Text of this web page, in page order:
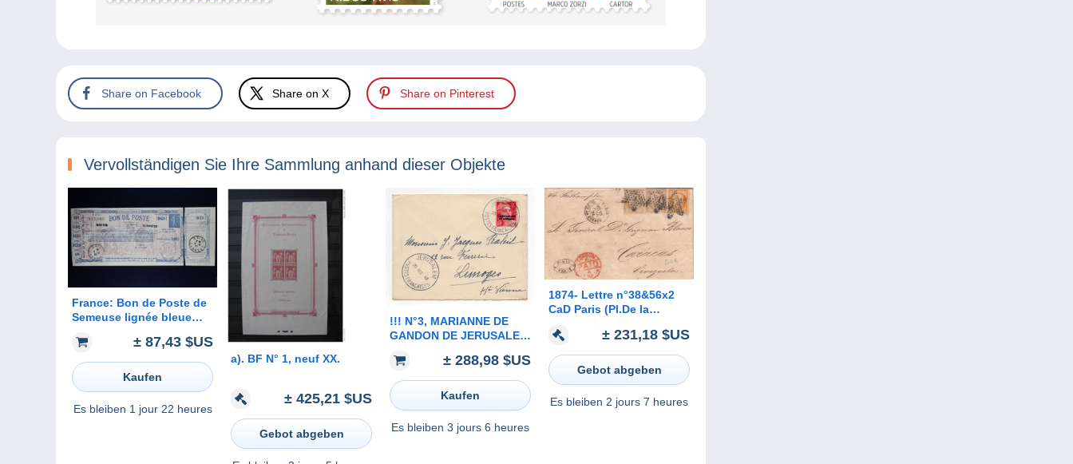
Share on Facebook Share on X Share on Pinterest
Vervollständigen Sie Ihre Sammlung anhand dieser Objekte
France: Bon de Poste de
Semeuse lignée bleue
déclaration de virement
± 87,43 $US
Kaufen
Es bleiben 1 jour 22 heures
a). BF N° 1, neuf XX.
± 425,21 $US
Gebot abgeben
!!! N°3, MARIANNE DE
GANDON DE JERUSALEM
FORMAT DE1948 POUR
LIMOGES. SUPERBE
± 288,98 $US
Kaufen
Es bleiben 3 jours 6 heures
1874- Lettre n°38&56x2
CaD Paris (Pl.De la
Venezuela± 231,18 $US
Gebot abgeben
Es bleiben 2 jours 7 heures